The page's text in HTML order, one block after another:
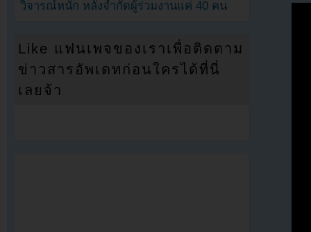
วิจารณ์หนัก หลังจำกัดผู้ร่วมงานแค่ 40 คน
Like แฟนเพจของเราเพื่อติดตาม
ข่าวสารอัพเดทก่อนใครได้ที่นี่
เลยจ้า